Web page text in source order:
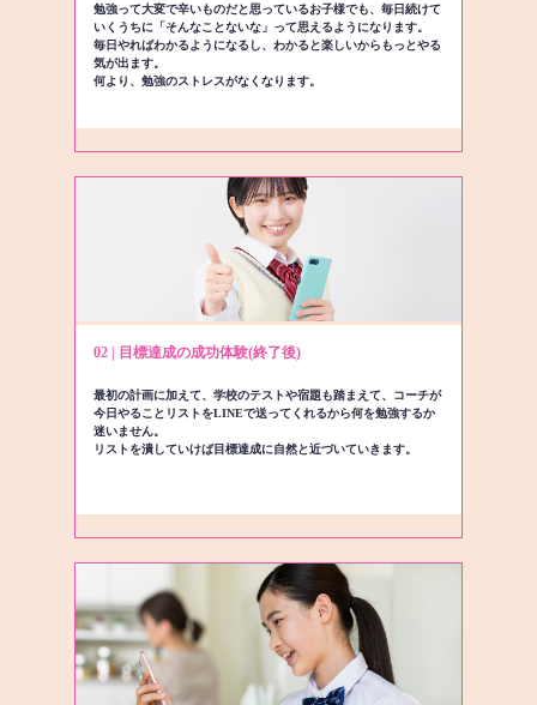
勉強って大変で辛いものだと思っているお子様でも、毎日続けて
いくうちに「そんなことないな」って思えるようになります。
毎日やればわかるようになるし、わかると楽しいからもっとやる
気が出ます。
何より、勉強のストレスがなくなります。
02 | 目標達成の成功体験(終了後)
最初の計画に加えて、学校のテストや宿題も踏まえて、コーチが
今日やることリストをLINEで送ってくれるから何を勉強するか
迷いません。
リストを潰していけば目標達成に自然と近づいていきます。